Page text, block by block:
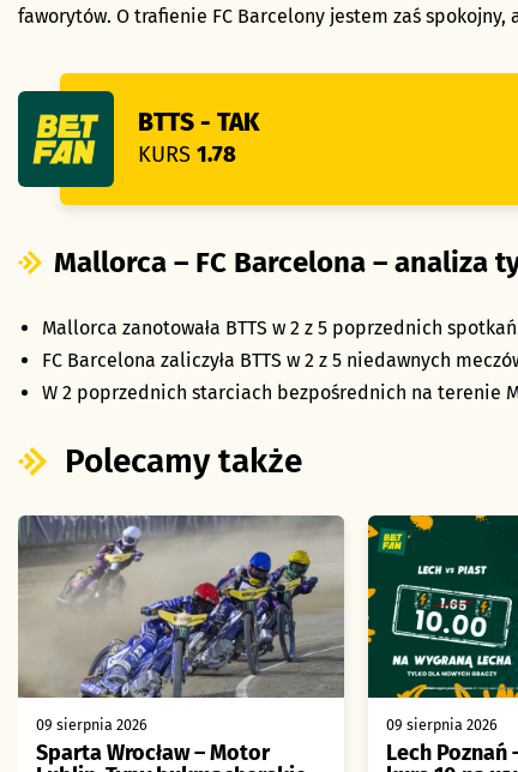
faworytów. O trafienie FC Barcelony jestem zaś spokojny,
BTTS - TAK
KURS 1.78
Mallorca – FC Barcelona – analiza
Mallorca zanotowała BTTS w 2 z 5 poprzednich
FC Barcelona zaliczyła BTTS w 2 z 5 niedawnych
W 2 poprzednich starciach bezpośrednich na terenie
Polecamy także
09 sierpnia 2026
Sparta Wrocław – Motor
09 sierpnia 2026
Lech Poznań